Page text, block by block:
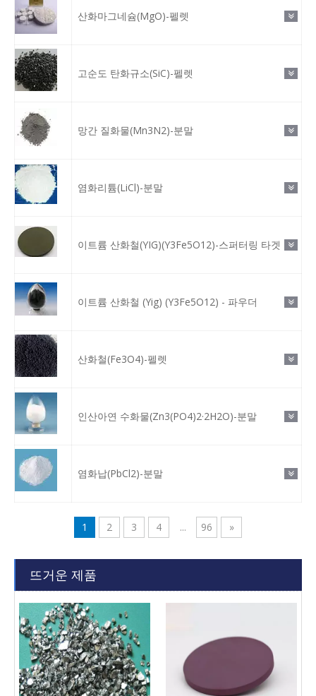
산화마그네슘(MgO)-펠렛
고순도 탄화규소(SiC)-펠렛
망간 질화물(Mn3N2)-분말
염화리튬(LiCl)-분말
이트륨 산화철(YIG)(Y3Fe5O12)-스퍼터링 타겟
이트륨 산화철 (Yig) (Y3Fe5O12) - 파우더
산화철(Fe3O4)-펠렛
인산아연 수화물(Zn3(PO4)2·2H2O)-분말
염화납(PbCl2)-분말
1 2 3 4 ... 96 »
뜨거운 제품